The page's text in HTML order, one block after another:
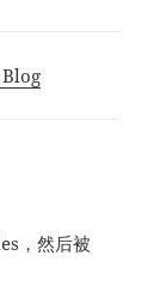
Blog
，然后被